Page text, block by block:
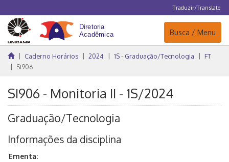
Traduzir/Translate
Navegação
Busca / Menu
Caderno Horários 2024 1S - Graduação/Tecnologia
FT
SI906
SI906 - Monitoria II - 1S/2024
Graduação/Tecnologia
Informações da disciplina
Ementa: